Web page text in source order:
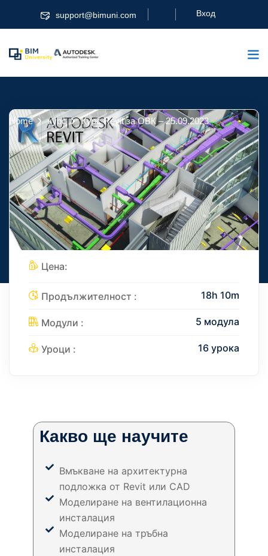
support@bimuni.com Вход
Home курс Курс Revit за ОВК – 25.09.2023
Курс Revit за ОВК –
25.09.2023
Какво ще научите
Вмъкване на архитектурна
подложка от Revit или CAD
Моделиране на вентилационна
инсталация
Моделиране на тръбна
инсталация
Цена:
Продължителност : 18h 10m
Модули : 5 модула
Уроци : 16 урока